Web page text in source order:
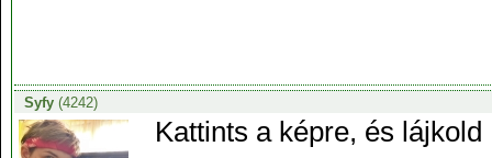
Syfy(4242)
Kattints a képre, és lájkold